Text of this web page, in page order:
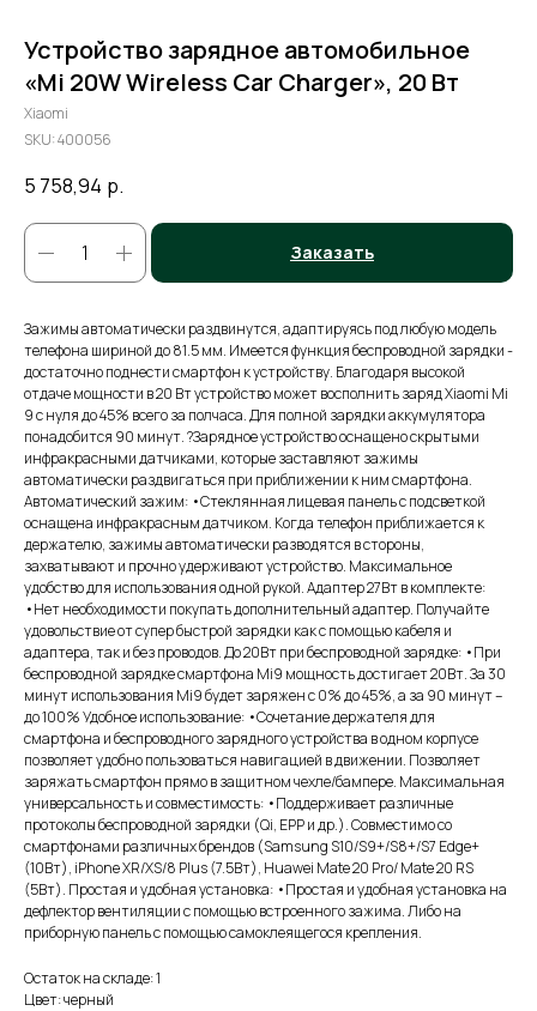
Устройство зарядное автомобильное
«Mi 20W Wireless Car Charger», 20 Вт
Xiaomi
SKU:400056
5 758,94 р.
Заказать
Зажимы автоматически раздвинутся, адаптируясь под любую модель
телефона шириной до 81.5 мм. Имеется функция беспроводной зарядки -
достаточно поднести смартфон к устройству. Благодаря высокой
отдаче мощности в 20 Вт устройство может восполнить заряд Xiaomi Mi
9 с нуля до 45% всего за полчаса. Для полной зарядки аккумулятора
понадобится 90 минут. ?Зарядное устройство оснащено скрытыми
инфракрасными датчиками, которые заставляют зажимы
автоматически раздвигаться при приближении к ним смартфона.
Автоматический зажим: •Стеклянная лицевая панель с подсветкой
оснащена инфракрасным датчиком. Когда телефон приближается к
держателю, зажимы автоматически разводятся в стороны,
захватывают и прочно удерживают устройство. Максимальное
удобство для использования одной рукой. Адаптер 27Вт в комплекте:
•Нет необходимости покупать дополнительный адаптер. Получайте
удовольствие от супер быстрой зарядки как с помощью кабеля и
адаптера, так и без проводов. До 20Вт при беспроводной зарядке: •При
беспроводной зарядке смартфона Mi9 мощность достигает 20Вт. За 30
минут использования Mi9 будет заряжен с 0% до 45%, а за 90 минут –
до 100% Удобное использование: •Сочетание держателя для
смартфона и беспроводного зарядного устройства в одном корпусе
позволяет удобно пользоваться навигацией в движении. Позволяет
заряжать смартфон прямо в защитном чехле/бампере. Максимальная
универсальность и совместимость: •Поддерживает различные
протоколы беспроводной зарядки (Qi, EPP и др.). Совместимо со
смартфонами различных брендов (Samsung S10/S9+/S8+/S7 Edge+
(10Вт), iPhone XR/XS/8 Plus (7.5Вт), Huawei Mate 20 Pro/ Mate 20 RS
(5Вт). Простая и удобная установка: •Простая и удобная установка на
дефлектор вентиляции с помощью встроенного зажима. Либо на
приборную панель с помощью самоклеящегося крепления.
Остаток на складе: 1
Цвет: черный